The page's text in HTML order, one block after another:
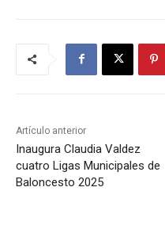
Artículo anterior
Inaugura Claudia Valdez
cuatro Ligas Municipales de
Baloncesto 2025